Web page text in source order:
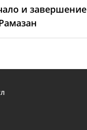
и завершение